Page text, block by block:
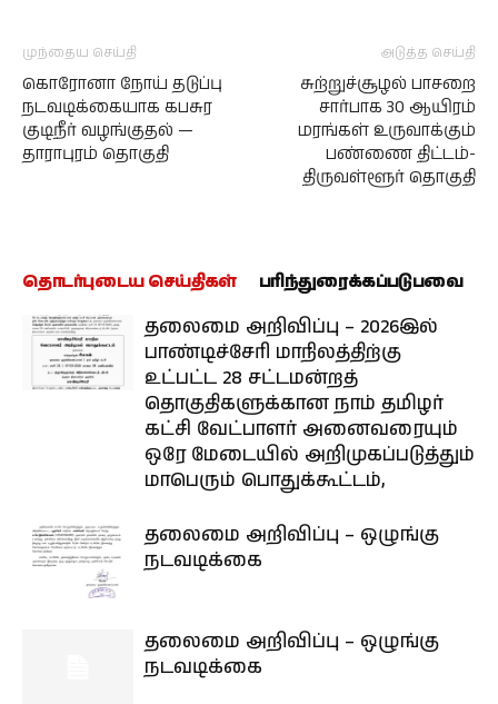
முந்தைய செய்தி
கொரோனா நோய் தடுப்பு
நடவடிக்கையாக கபசுர
குடிநீர் வழங்குதல் —
தாராபுரம் தொகுதி
அடுத்த செய்தி
சுற்றுச்சூழல் பாசறை
சார்பாக 30 ஆயிரம்
மரங்கள் உருவாக்கும்
பண்ணை திட்டம்-
திருவள்ளூர் தொகுதி
தொடர்புடைய செய்திகள் பரிந்துரைக்கப்படுபவை
தலைமை அறிவிப்பு – 2026இல்
பாண்டிச்சேரி மாநிலத்திற்கு
உட்பட்ட 28 சட்டமன்றத்
தொகுதிகளுக்கான நாம் தமிழர்
கட்சி வேட்பாளர் அனைவரையும்
ஒரே மேடையில் அறிமுகப்படுத்தும்
மாபெரும் பொதுக்கூட்டம்,
தலைமை அறிவிப்பு – ஒழுங்கு
நடவடிக்கை
தலைமை அறிவிப்பு – ஒழுங்கு
நடவடிக்கை